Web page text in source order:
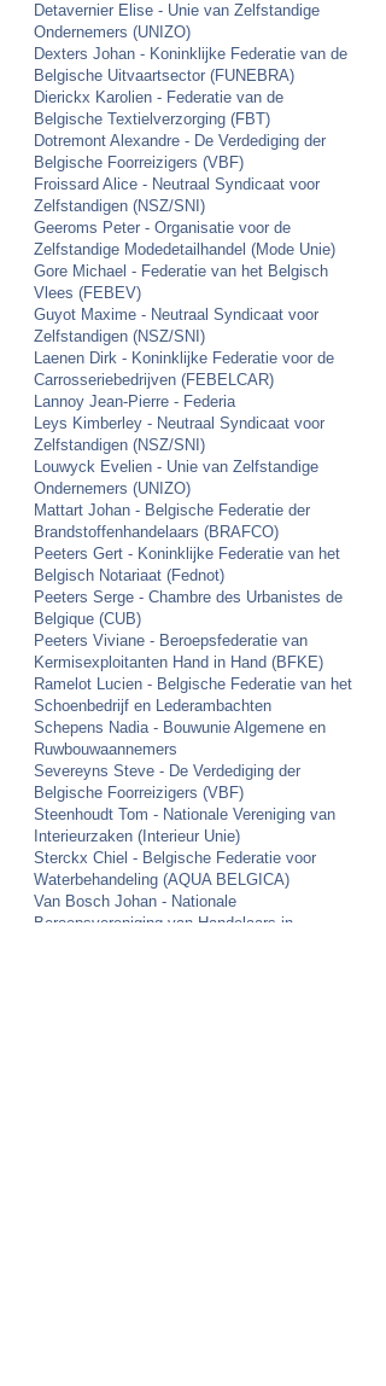
Detavernier Elise - Unie van Zelfstandige
Ondernemers (UNIZO)
Dexters Johan - Koninklijke Federatie van de
Belgische Uitvaartsector (FUNEBRA)
Dierickx Karolien - Federatie van de
Belgische Textielverzorging (FBT)
Dotremont Alexandre - De Verdediging der
Belgische Foorreizigers (VBF)
Froissard Alice - Neutraal Syndicaat voor
Zelfstandigen (NSZ/SNI)
Geeroms Peter - Organisatie voor de
Zelfstandige Modedetailhandel (Mode Unie)
Gore Michael - Federatie van het Belgisch
Vlees (FEBEV)
Guyot Maxime - Neutraal Syndicaat voor
Zelfstandigen (NSZ/SNI)
Laenen Dirk - Koninklijke Federatie voor de
Carrosseriebedrijven (FEBELCAR)
Lannoy Jean-Pierre - Federia
Leys Kimberley - Neutraal Syndicaat voor
Zelfstandigen (NSZ/SNI)
Louwyck Evelien - Unie van Zelfstandige
Ondernemers (UNIZO)
Mattart Johan - Belgische Federatie der
Brandstoffenhandelaars (BRAFCO)
Peeters Gert - Koninklijke Federatie van het
Belgisch Notariaat (Fednot)
Peeters Serge - Chambre des Urbanistes de
Belgique (CUB)
Peeters Viviane - Beroepsfederatie van
Kermisexploitanten Hand in Hand (BFKE)
Ramelot Lucien - Belgische Federatie van het
Schoenbedrijf en Lederambachten
Schepens Nadia - Bouwunie Algemene en
Ruwbouwaannemers
Severeyns Steve - De Verdediging der
Belgische Foorreizigers (VBF)
Steenhoudt Tom - Nationale Vereniging van
Interieurzaken (Interieur Unie)
Sterckx Chiel - Belgische Federatie voor
Waterbehandeling (AQUA BELGICA)
Van Bosch Johan - Nationale
Beroepsvereniging van Handelaars in